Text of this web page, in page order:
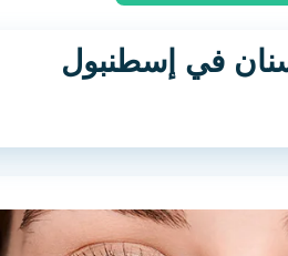
في إسطنبول